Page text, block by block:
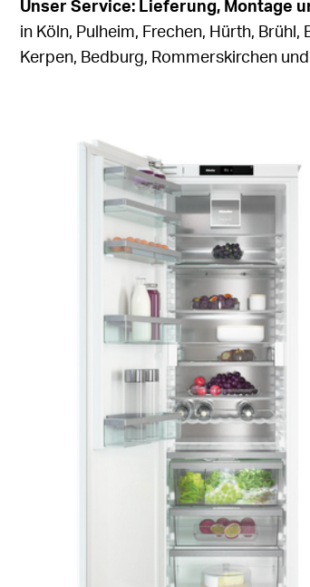
Unser Service: Lieferung, Montage
in Köln, Pulheim, Frechen, Hürth,
Kerpen, Bedburg, Rommerskirchen